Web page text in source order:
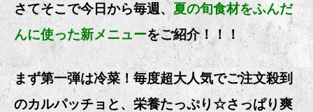
さてそこで今日から毎週、夏の旬食材をふんだ
んに使った新メニューをご紹介！！！
まず第一弾は冷菜！毎度超大人気でご注文殺到
のカルパッチョと、栄養たっぷり☆さっぱり爽